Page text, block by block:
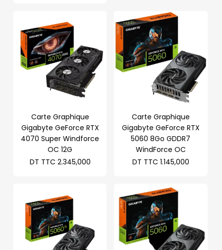
Carte Graphique
Gigabyte GeForce RTX
4070 Super Windforce
OC 12G
DT TTC 2.345,000
Carte Graphique
Gigabyte GeForce RTX
5060 8Go GDDR7
WindForce OC
DT TTC 1.145,000